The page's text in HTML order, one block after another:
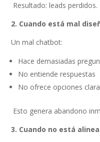
Resultado: leads perdidos.
2. Cuando está mal
Un mal chatbot:
Hace demasiadas
No entiende respuestas
No ofrece opciones
Esto genera abandono
3. Cuando no está